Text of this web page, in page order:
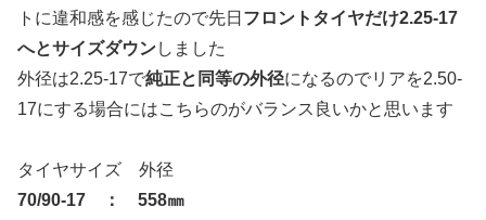
トに違和感を感じたので先日 フロントタイヤだけ2.25-17
へとサイズダウンしました
外径は2.25-17で純正と同等の外径になるのでリアを2.50-
17にする場合にはこちらのがバランス良いかと思います
タイヤサイズ 外径
70/90-17 ： 558㎜